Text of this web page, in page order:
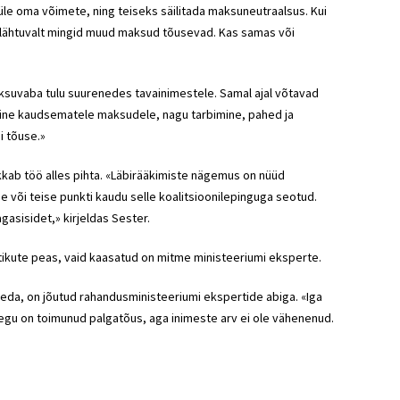
oma võimete, ning teiseks säilitada maksuneutraalsus. Kui
mingid muud maksud tõusevad. Kas samas või
tulu suurenedes tavainimestele. Samal ajal võtavad
kaudsematele maksudele, nagu tarbimine, pahed ja
tõuse.»
töö alles pihta. «Läbirääkimiste nägemus on nüüd
või teise punkti kaudu selle koalitsioonilepinguga seotud.
kirjeldas Sester.
peas, vaid kaasatud on mitme ministeeriumi eksperte.
on jõutud rahandusministeeriumi ekspertide abiga. «Iga
on toimunud palgatõus, aga inimeste arv ei ole vähenenud.